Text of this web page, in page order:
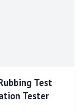
Test
Tester